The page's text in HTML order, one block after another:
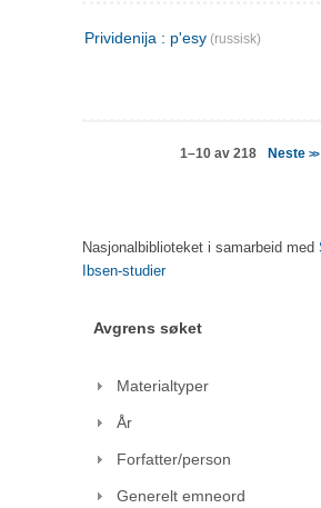
Prividenija : p'esy (russisk)
1–10 av 218 Neste >>
Nasjonalbiblioteket i samarbeid med
Ibsen-studier
Avgrens søket
Materialtyper
År
Forfatter/person
Generelt emneord